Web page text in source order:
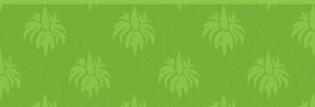
datolya,füge,céklaésrépa
vöröslencse, mandula ,dió ,
édesítőszer kivétel a méz,